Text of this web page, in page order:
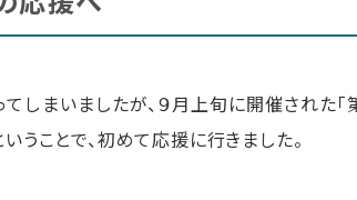
しまいましたが、９月上旬に開催された
うことで、初めて応援に行きました。